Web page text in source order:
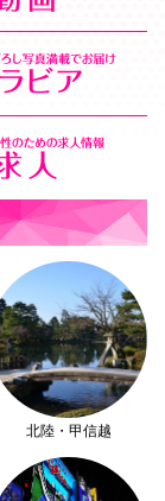
北陸・甲信越